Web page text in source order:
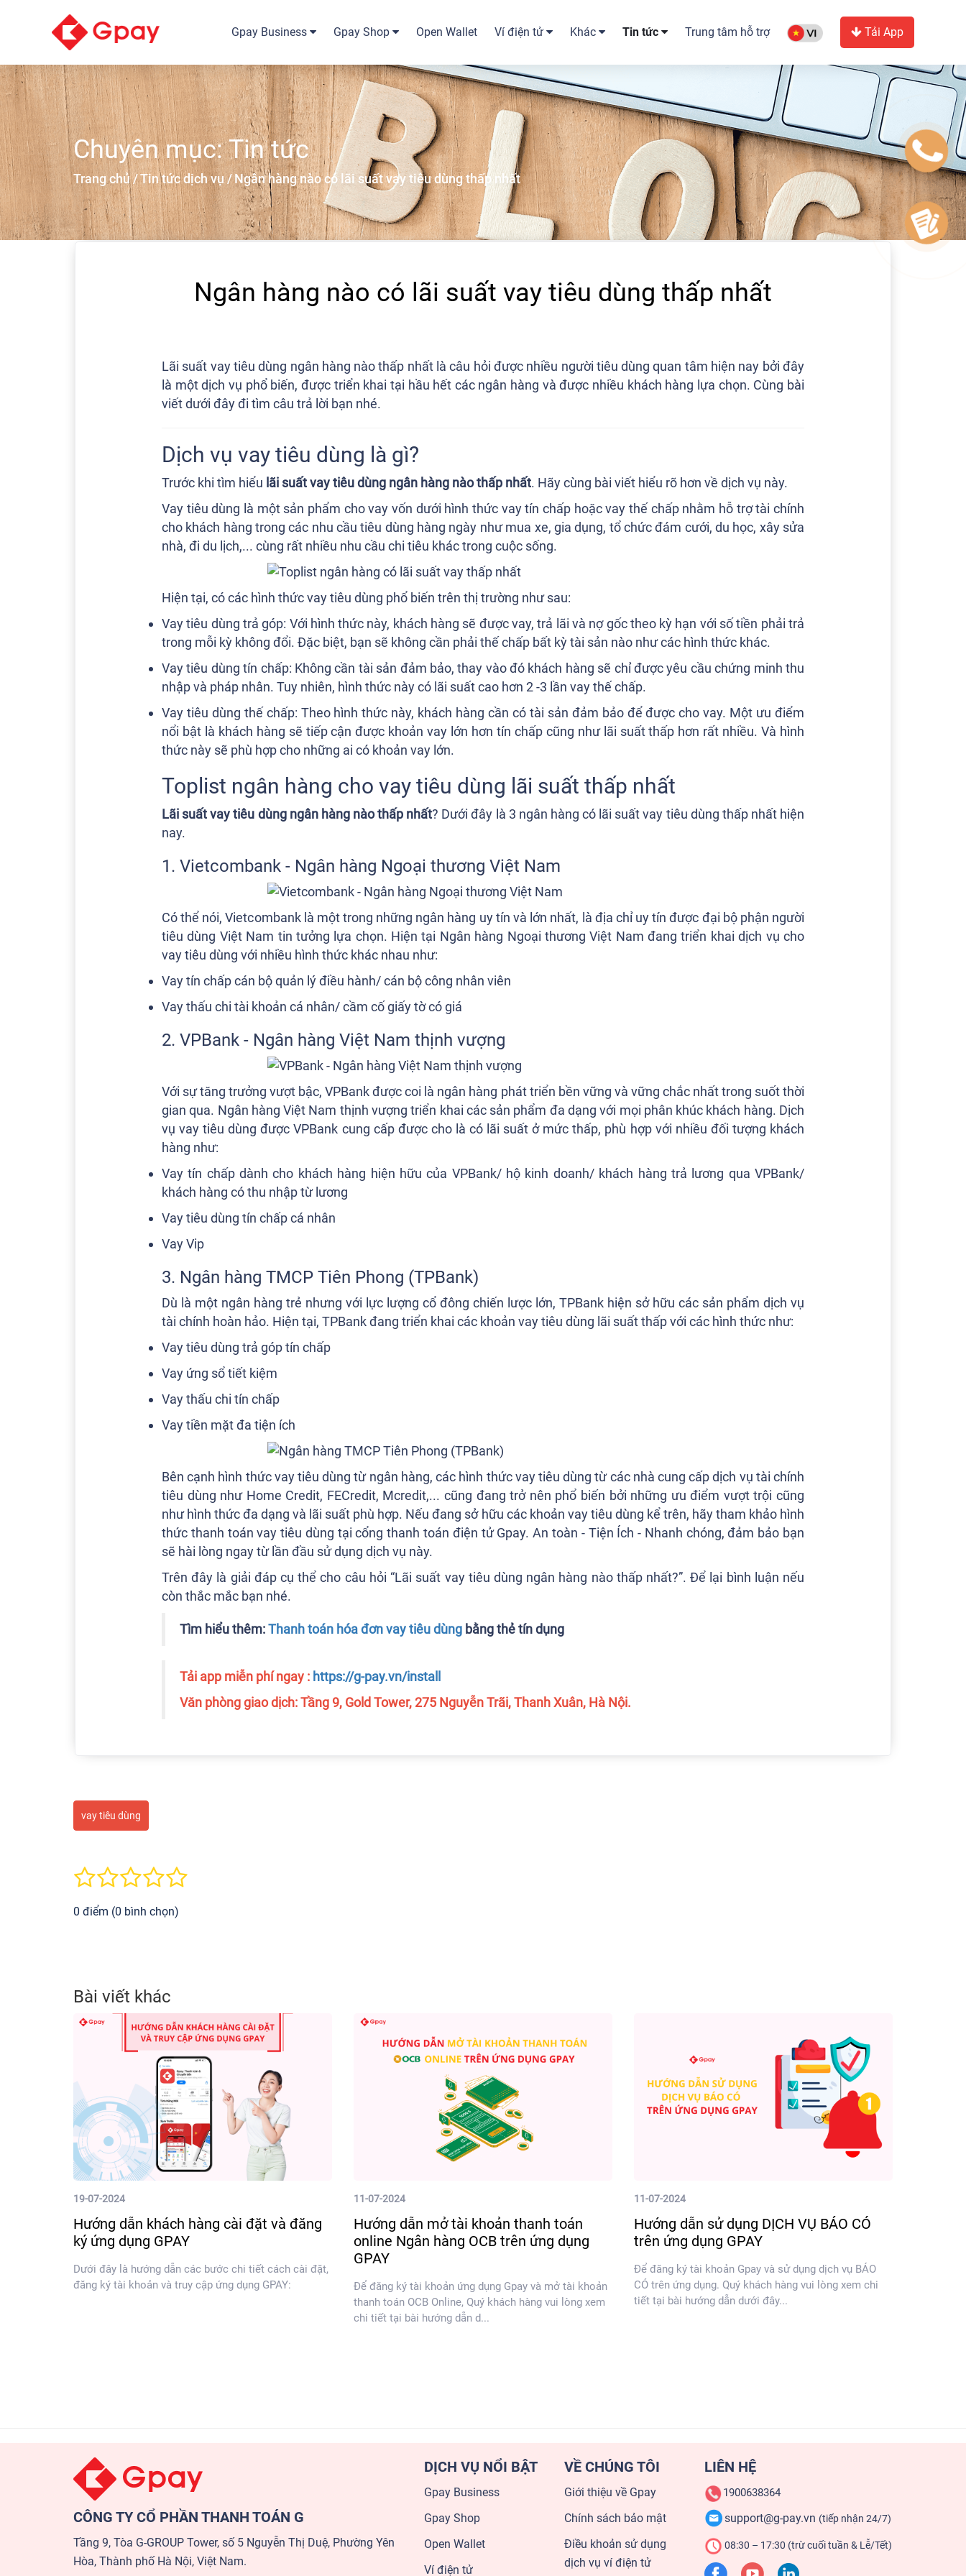
Gpay Business Gpay Shop Open Wallet Ví điện tử Khác Tin tức Trung tâm hỗ trợ Tải App
Chuyên mục: Tin tức
Trang chủ /Tin tức dịch vụ /Ngân hàng nào có lãi suất vay tiêu dùng thấp nhất
Ngân hàng nào có lãi suất vay tiêu dùng thấp nhất
Lãi suất vay tiêu dùng ngân hàng nào thấp nhất là câu hỏi được nhiều người tiêu dùng quan tâm hiện nay bởi đây
là một dịch vụ phổ biến, được triển khai tại hầu hết các ngân hàng và được nhiều khách hàng lựa chọn. Cùng bài
viết dưới đây đi tìm câu trả lời bạn nhé.
Dịch vụ vay tiêu dùng là gì?
Trước khi tìm hiểu lãi suất vay tiêu dùng ngân hàng nào thấp nhất. Hãy cùng bài viết hiểu rõ hơn về dịch vụ này.
Vay tiêu dùng là một sản phẩm cho vay vốn dưới hình thức vay tín chấp hoặc vay thế chấp nhằm hỗ trợ tài chính
cho khách hàng trong các nhu cầu tiêu dùng hàng ngày như mua xe, gia dụng, tổ chức đám cưới, du học, xây sửa
nhà, đi du lịch,... cùng rất nhiều nhu cầu chi tiêu khác trong cuộc sống.
Hiện tại, có các hình thức vay tiêu dùng phổ biến trên thị trường như sau:
Vay tiêu dùng trả góp: Với hình thức này, khách hàng sẽ được vay, trả lãi và nợ gốc theo kỳ hạn với số tiền phải trả
trong mỗi kỳ không đổi. Đặc biệt, bạn sẽ không cần phải thế chấp bất kỳ tài sản nào như các hình thức khác.
Vay tiêu dùng tín chấp: Không cần tài sản đảm bảo, thay vào đó khách hàng sẽ chỉ được yêu cầu chứng minh thu
nhập và pháp nhân. Tuy nhiên, hình thức này có lãi suất cao hơn 2 -3 lần vay thế chấp.
Vay tiêu dùng thế chấp: Theo hình thức này, khách hàng cần có tài sản đảm bảo để được cho vay. Một ưu điểm
nổi bật là khách hàng sẽ tiếp cận được khoản vay lớn hơn tín chấp cũng như lãi suất thấp hơn rất nhiều. Và hình
thức này sẽ phù hợp cho những ai có khoản vay lớn.
Toplist ngân hàng cho vay tiêu dùng lãi suất thấp nhất
Lãi suất vay tiêu dùng ngân hàng nào thấp nhất? Dưới đây là 3 ngân hàng có lãi suất vay tiêu dùng thấp nhất hiện
nay.
1. Vietcombank - Ngân hàng Ngoại thương Việt Nam
Có thể nói, Vietcombank là một trong những ngân hàng uy tín và lớn nhất, là địa chỉ uy tín được đại bộ phận người
tiêu dùng Việt Nam tin tưởng lựa chọn. Hiện tại Ngân hàng Ngoại thương Việt Nam đang triển khai dịch vụ cho
vay tiêu dùng với nhiều hình thức khác nhau như:
Vay tín chấp cán bộ quản lý điều hành/ cán bộ công nhân viên
Vay thấu chi tài khoản cá nhân/ cầm cố giấy tờ có giá
2. VPBank - Ngân hàng Việt Nam thịnh vượng
Với sự tăng trưởng vượt bậc, VPBank được coi là ngân hàng phát triển bền vững và vững chắc nhất trong suốt thời
gian qua. Ngân hàng Việt Nam thịnh vượng triển khai các sản phẩm đa dạng với mọi phân khúc khách hàng. Dịch
vụ vay tiêu dùng được VPBank cung cấp được cho là có lãi suất ở mức thấp, phù hợp với nhiều đối tượng khách
hàng như:
Vay tín chấp dành cho khách hàng hiện hữu của VPBank/ hộ kinh doanh/ khách hàng trả lương qua VPBank/
khách hàng có thu nhập từ lương
Vay tiêu dùng tín chấp cá nhân
Vay Vip
3. Ngân hàng TMCP Tiên Phong (TPBank)
Dù là một ngân hàng trẻ nhưng với lực lượng cổ đông chiến lược lớn, TPBank hiện sở hữu các sản phẩm dịch vụ
tài chính hoàn hảo. Hiện tại, TPBank đang triển khai các khoản vay tiêu dùng lãi suất thấp với các hình thức như:
Vay tiêu dùng trả góp tín chấp
Vay ứng sổ tiết kiệm
Vay thấu chi tín chấp
Vay tiền mặt đa tiện ích
Bên cạnh hình thức vay tiêu dùng từ ngân hàng, các hình thức vay tiêu dùng từ các nhà cung cấp dịch vụ tài chính
tiêu dùng như Home Credit, FECredit, Mcredit,... cũng đang trở nên phổ biến bởi những ưu điểm vượt trội cũng
như hình thức đa dạng và lãi suất phù hợp. Nếu đang sở hữu các khoản vay tiêu dùng kể trên, hãy tham khảo hình
thức thanh toán vay tiêu dùng tại cổng thanh toán điện tử Gpay. An toàn - Tiện Ích - Nhanh chóng, đảm bảo bạn
sẽ hài lòng ngay từ lần đầu sử dụng dịch vụ này.
Trên đây là giải đáp cụ thể cho câu hỏi “Lãi suất vay tiêu dùng ngân hàng nào thấp nhất?”. Để lại bình luận nếu
còn thắc mắc bạn nhé.
Tìm hiểu thêm: Thanh toán hóa đơn vay tiêu dùng bằng thẻ tín dụng
Tải app miễn phí ngay : https://g-pay.vn/install
Văn phòng giao dịch: Tầng 9, Gold Tower, 275 Nguyễn Trãi, Thanh Xuân, Hà Nội.
vay tiêu dùng
0 điểm (0 bình chọn)
Bài viết khác
19-07-2024
Hướng dẫn khách hàng cài đặt và đăng
ký ứng dụng GPAY
Dưới đây là hướng dẫn các bước chi tiết cách cài đặt,
đăng ký tài khoản và truy cập ứng dụng GPAY:
11-07-2024
Hướng dẫn mở tài khoản thanh toán
online Ngân hàng OCB trên ứng dụng
GPAY
Để đăng ký tài khoản ứng dụng Gpay và mở tài khoản
thanh toán OCB Online, Quý khách hàng vui lòng xem
chi tiết tại bài hướng dẫn d...
11-07-2024
Hướng dẫn sử dụng DỊCH VỤ BÁO CÓ
trên ứng dụng GPAY
Để đăng ký tài khoản Gpay và sử dụng dịch vụ BÁO
CÓ trên ứng dụng. Quý khách hàng vui lòng xem chi
tiết tại bài hướng dẫn dưới đây...
CÔNG TY CỔ PHẦN THANH TOÁN G
Tầng 9, Tòa G-GROUP Tower, số 5 Nguyễn Thị Duệ, Phường Yên
Hòa, Thành phố Hà Nội, Việt Nam.
DỊCH VỤ NỔI BẬT
Gpay Business
Gpay Shop
Open Wallet
Ví điện tử
VỀ CHÚNG TÔI
Giới thiệu về Gpay
Chính sách bảo mật
Điều khoản sử dụng
dịch vụ ví điện tử
LIÊN HỆ
1900638364
support@g-pay.vn (tiếp nhận 24/7)
08:30 – 17:30 (trừ cuối tuần & Lễ/Tết)